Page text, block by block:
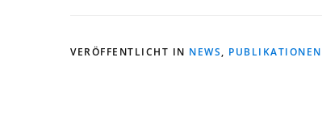
VERÖFFENTLICHT IN NEWS, PUBLIKATIONEN